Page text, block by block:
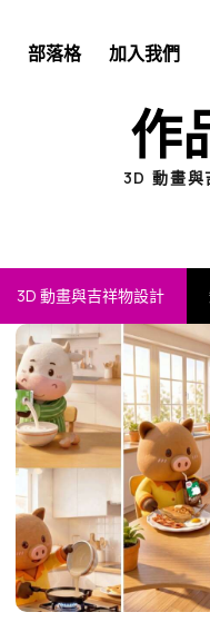
部落格 加入我們
作
3D 動畫與
3D 動畫與吉祥物設計
維他 | 經典
塑溫
3D 動畫與吉祥物